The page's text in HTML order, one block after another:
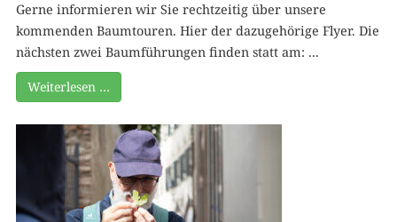
Gerne informieren wir Sie rechtzeitig über unsere
kommenden Baumtouren. Hier der dazugehörige Flyer. Die
nächsten zwei Baumführungen finden statt am: ...
Weiterlesen …